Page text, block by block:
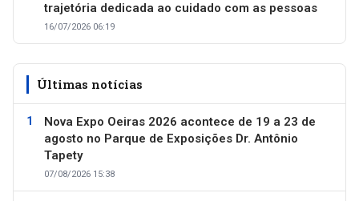
trajetória dedicada ao cuidado com as pessoas
16/07/2026 06:19
Últimas notícias
Nova Expo Oeiras 2026 acontece de 19 a 23 de
agosto no Parque de Exposições Dr. Antônio
Tapety
07/08/2026 15:38